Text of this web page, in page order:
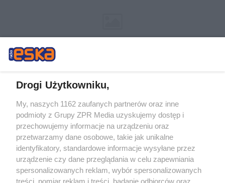
Żaden utwór zamieszczony w serwisie nie może być powielany i
rozpowszechniany lub dalej rozpowszechniany w jakikolwiek sposób (w
tym także elektroniczny lub mechaniczny) na jakimkolwiek polu
eksploatacji w jakiejkolwiek formie, włącznie z umieszczaniem w Internecie
bez pisemnej zgody właściciela praw. Jakiekolwiek użycie lub
wykorzystanie utworów w całości lub w części z naruszeniem prawa, tzn.
bez właściwej zgody, jest zabronione pod groźbą kary i może być ścigane
prawnie.
Drogi Użytkowniku,
My, naszych 1162 zaufanych partnerów oraz inne
podmioty z Grupy ZPR Media uzyskujemy dostęp i
przechowujemy informacje na urządzeniu oraz
przetwarzamy dane osobowe, takie jak unikalne
identyfikatory, standardowe informacje wysyłane przez
urządzenie czy dane przeglądania w celu zapewniania
spersonalizowanych reklam, wybór spersonalizowanych
treści, pomiar reklam i treści, badanie odbiorców oraz